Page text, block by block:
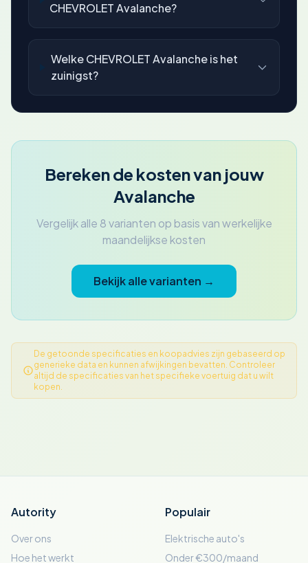
CHEVROLET Avalanche?
Welke CHEVROLET Avalanche is het
zuinigst?
Bereken de kosten van jouw
Avalanche
Vergelijk alle 8 varianten op basis van werkelijke
maandelijkse kosten
Bekijk alle varianten →
De getoonde specificaties en koopadvies zijn gebaseerd op
generieke data en kunnen afwijkingen bevatten. Controleer
altijd de specificaties van het specifieke voertuig dat u wilt
kopen.
Autority
Over ons
Hoe het werkt
Populair
Elektrische auto's
Onder €300/maand